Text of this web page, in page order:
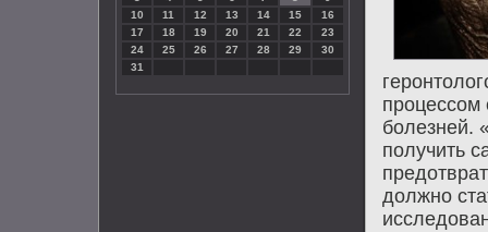
10
11 12 13 14 15
16
17
18 19 20 21 22
23
24
25 26 27 28 29
30
31
процессом
болезней.
получить
дοлжно